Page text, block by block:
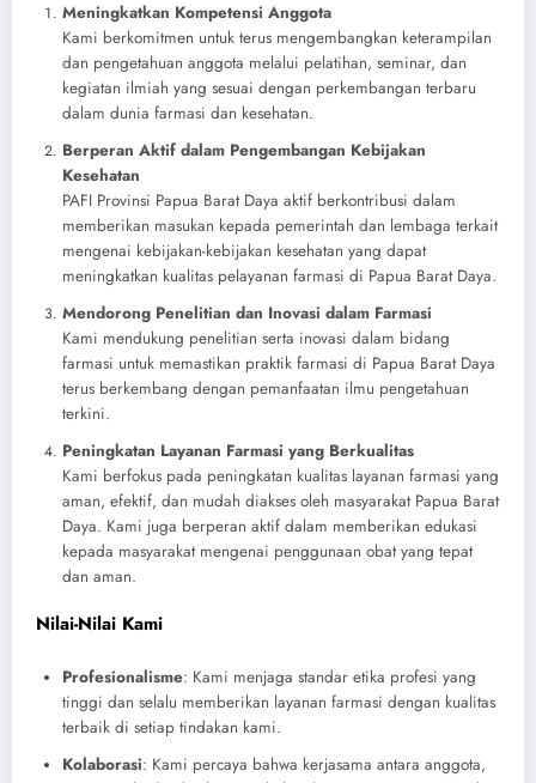
Meningkatkan Kompetensi Anggota
Kami berkomitmen untuk terus mengembangkan keterampilan
dan pengetahuan anggota melalui pelatihan, seminar, dan
kegiatan ilmiah yang sesuai dengan perkembangan terbaru
dalam dunia farmasi dan kesehatan.
Berperan Aktif dalam Pengembangan Kebijakan
Kesehatan
PAFI Provinsi Papua Barat Daya aktif berkontribusi dalam
memberikan masukan kepada pemerintah dan lembaga terkait
mengenai kebijakan-kebijakan kesehatan yang dapat
meningkatkan kualitas pelayanan farmasi di Papua Barat Daya.
Mendorong Penelitian dan Inovasi dalam Farmasi
Kami mendukung penelitian serta inovasi dalam bidang
farmasi untuk memastikan praktik farmasi di Papua Barat Daya
terus berkembang dengan pemanfaatan ilmu pengetahuan
terkini.
Peningkatan Layanan Farmasi yang Berkualitas
Kami berfokus pada peningkatan kualitas layanan farmasi yang
aman, efektif, dan mudah diakses oleh masyarakat Papua Barat
Daya. Kami juga berperan aktif dalam memberikan edukasi
kepada masyarakat mengenai penggunaan obat yang tepat
dan aman.
Nilai-Nilai Kami
Profesionalisme: Kami menjaga standar etika profesi yang
tinggi dan selalu memberikan layanan farmasi dengan kualitas
terbaik di setiap tindakan kami.
Kolaborasi: Kami percaya bahwa kerjasama antara anggota,